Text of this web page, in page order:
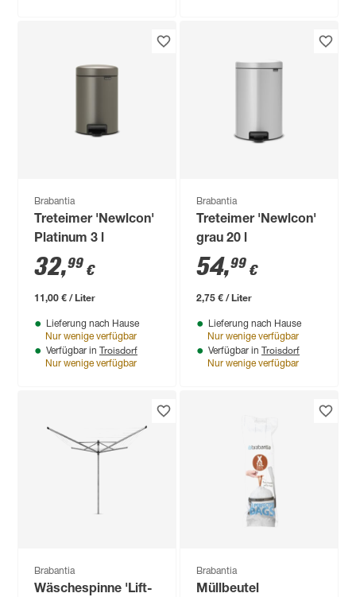
Brabantia
Treteimer 'Newlcon'
Platinum 3 l
32,99 €
11,00 € / Liter
Lieferung nach Hause
Nur wenige verfügbar
Verfügbar in Troisdorf
Nur wenige verfügbar
Brabantia
Treteimer 'Newlcon'
grau 20 l
54,99 €
2,75 € / Liter
Lieferung nach Hause
Nur wenige verfügbar
Verfügbar in Troisdorf
Nur wenige verfügbar
Brabantia
Wäschespinne 'Lift-
Brabantia
Müllbeutel